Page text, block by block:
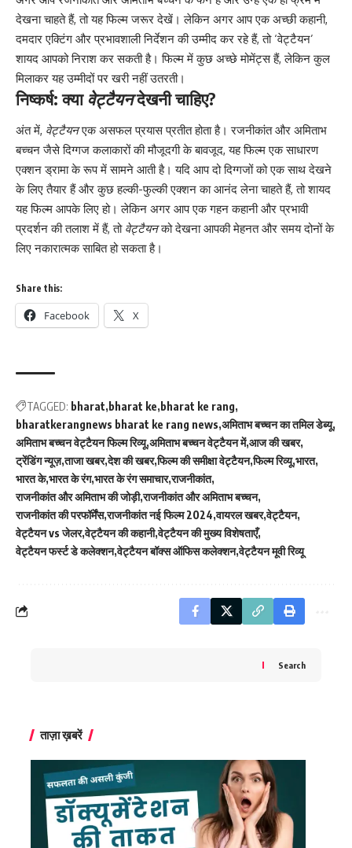
देखना चाहते हैं, तो यह फिल्म जरूर देखें। लेकिन अगर आप एक अच्छी कहानी,
दमदार एक्टिंग और प्रभावशाली निर्देशन की उम्मीद कर रहे हैं, तो ‘वेट्टैयन’
शायद आपको निराश कर सकती है। फिल्म में कुछ अच्छे मोमेंट्स हैं, लेकिन कुल
मिलाकर यह उम्मीदों पर खरी नहीं उतरती।
निष्कर्ष: क्यावेट्टैयनदेखनी चाहिए?
अंत में, वेट्टैयनएक असफल प्रयास प्रतीत होता है। रजनीकांत और अमिताभ
बच्चन जैसे दिग्गज कलाकारों की मौजूदगी के बावजूद, यह फिल्म एक साधारण
एक्शन ड्रामा के रूप में सामने आती है। यदि आप दो दिग्गजों को एक साथ देखने
के लिए तैयार हैं और कुछ हल्की-फुल्की एक्शन का आनंद लेना चाहते हैं, तो शायद
यह फिल्म आपके लिए हो। लेकिन अगर आप एक गहन कहानी और प्रभावी
प्रदर्शन की तलाश में हैं, तो वेट्टैयनको देखना आपकी मेहनत और समय दोनों के
लिए नकारात्मक साबित हो सकता है।
Share this:
Facebook X
TAGGED: bharat bharat ke bharat ke rang
bharatkerangnews bharat ke rang news अमिताभ बच्चन का तमिल डेब्यू
अमिताभ बच्चन वेट्टैयन फिल्म रिव्यू अमिताभ बच्चन वेट्टैयन में आज की खबर
ट्रेंडिंग न्यूज़ ताजा खबर देश की खबर फिल्म की समीक्षा वेट्टैयन फिल्म रिव्यू भारत
भारत के भारत के रंग भारत के रंग समाचार राजनीकांत
राजनीकांत और अमिताभ की जोड़ी राजनीकांत और अमिताभ बच्चन
राजनीकांत की परफॉर्मेंस राजनीकांत नई फिल्म 2024 वायरल खबर वेट्टैयन
वेट्टैयन vs जेलर वेट्टैयन की कहानी वेट्टैयन की मुख्य विशेषताएँ
वेट्टैयन फर्स्ट डे कलेक्शन वेट्टैयन बॉक्स ऑफिस कलेक्शन वेट्टैयन मूवी रिव्यू
Search
ताज़ा ख़बरें